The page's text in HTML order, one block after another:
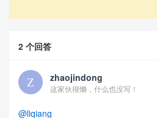
2 个回答
zhaojindong
这家伙很懒，什么也没写！
@liqiang